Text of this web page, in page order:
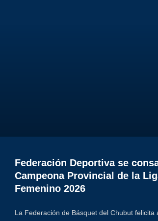
Federación Deportiva se
Campeona Provincial de la
Femenino 2026
La Federación de Básquet del Chubut felicita